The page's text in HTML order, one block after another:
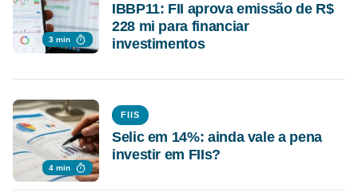
3 min
IBBP11: FII aprova emissão de R$
228 mi para financiar
investimentos
4 min
FIIS
Selic em 14%: ainda vale a pena
investir em FIIs?